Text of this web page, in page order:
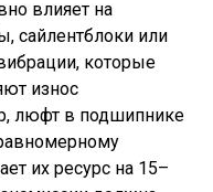
влияет на
сайлентблоки или
которые
износ
люфт в подшипнике
их ресурс на 15–